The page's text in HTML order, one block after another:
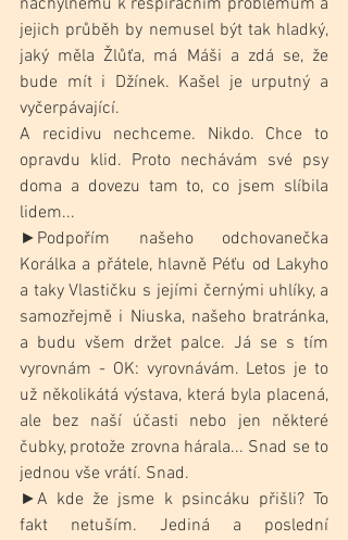
náchylnému k respiračním problémům a
jejich průběh by nemusel být tak hladký,
jaký měla Žlůťa, má Máši a zdá se, že
bude mít i Džínek. Kašel je urputný a
vyčerpávající.
A recidivu nechceme. Nikdo. Chce to
opravdu klid. Proto nechávám své psy
doma a dovezu tam to, co jsem slíbila
lidem...
►Podpořím našeho odchovanečka
Korálka a přátele, hlavně Péťu od Lakyho
a taky Vlastičku s jejími černými uhlíky, a
samozřejmě i Niuska, našeho bratránka,
a budu všem držet palce. Já se s tím
vyrovnám - OK: vyrovnávám. Letos je to
už několikátá výstava, která byla placená,
ale bez naší účasti nebo jen některé
čubky, protože zrovna hárala... Snad se to
jednou vše vrátí. Snad.
►A kde že jsme k psincáku přišli? To
fakt netuším. Jediná a poslední